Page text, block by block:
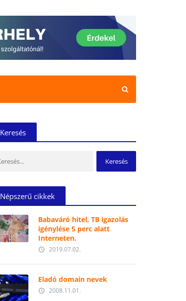
Keresés
Népszerű cikkek
Babaváró hitel, TB igazolás
igénylése 5 perc alatt
Interneten.
access_time 2019.07.02.
Eladó domain nevek
access_time 2008.11.01.